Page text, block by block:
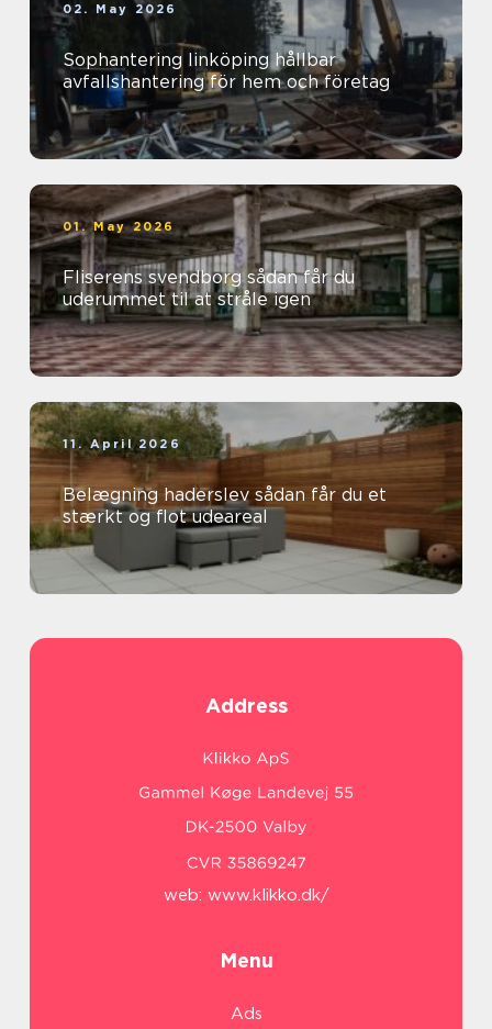
02. May 2026
Sophantering linköping hållbar
avfallshantering för hem och företag
01. May 2026
Fliserens svendborg sådan får du
uderummet til at stråle igen
11. April 2026
Belægning haderslev sådan får du et
stærkt og flot udeareal
Address
web: www.klikko.dk/
Menu
Ads